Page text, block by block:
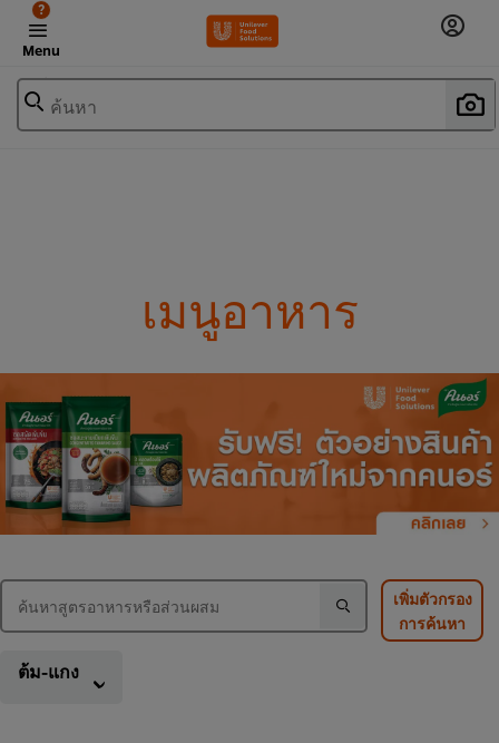
Menu
?
ค้นหา
เมนูอาหาร
เพิ่มตัวกรอง
การค้นหา
ต้ม-แกง